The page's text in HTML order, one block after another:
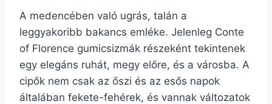
A medencében való ugrás, talán a
leggyakoribb bakancs emléke. Jelenleg Conte
of Florence gumicsizmák részeként tekintenek
egy elegáns ruhát, megy előre, és a városba. A
cipők nem csak az őszi és az esős napok
általában fekete-fehérek, és vannak változatok